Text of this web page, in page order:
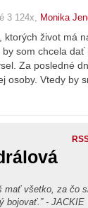
3 124x, Monika
ktorých život má
som chcela
Za posledné
osoby. Vtedy
mať všetko, za čo
bojovať.” - JACKIE